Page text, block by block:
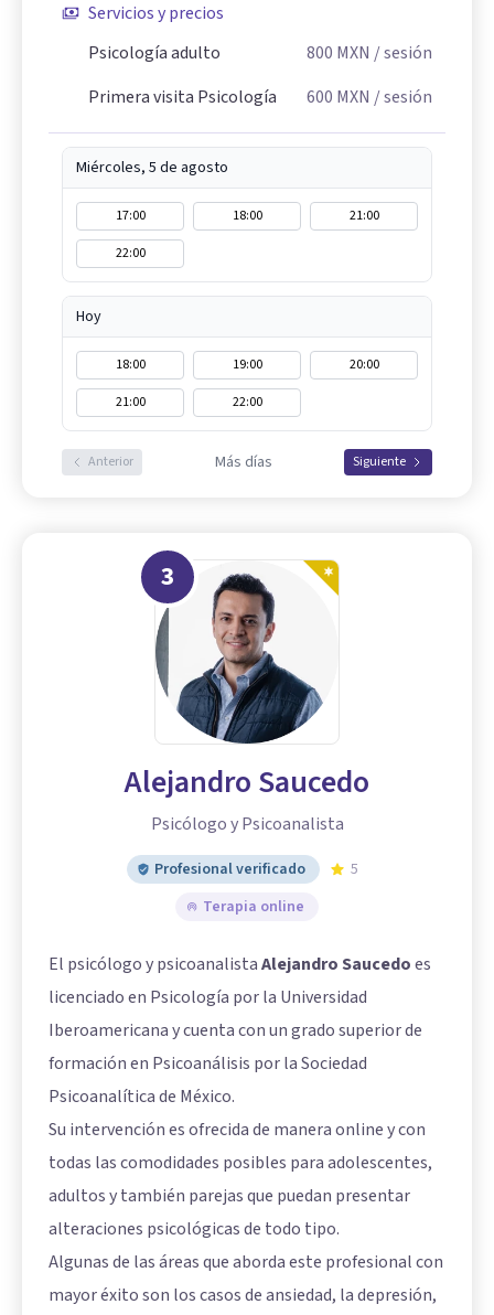
Servicios y precios
Psicología adulto
800 MXN / sesión
Primera visita Psicología
600 MXN / sesión
Miércoles, 5 de agosto
17:00 18:00
21:00
22:00
Hoy
18:00 19:00
20:00
21:00
22:00
Anterior Más días Siguiente
3
Alejandro Saucedo
Psicólogo y Psicoanalista
Profesional verificado
5
Terapia online
El psicólogo y psicoanalistaAlejandro Saucedoes
licenciado en Psicología por la Universidad
Iberoamericana y cuenta con un grado superior de
formación en Psicoanálisis por la Sociedad
Psicoanalítica de México.
Su intervención es ofrecida de manera online y con
todas las comodidades posibles para adolescentes,
adultos y también parejas que puedan presentar
alteraciones psicológicas de todo tipo.
Algunas de las áreas que aborda este profesional con
mayor éxito son los casos de ansiedad, la depresión,